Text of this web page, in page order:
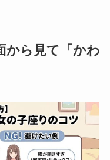
から見て「かわ